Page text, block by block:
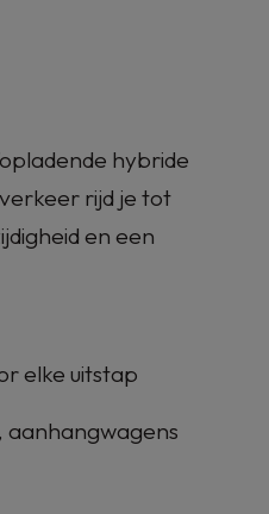
hybride
rijd je tot
en een
elke uitstap
aanhangwagens